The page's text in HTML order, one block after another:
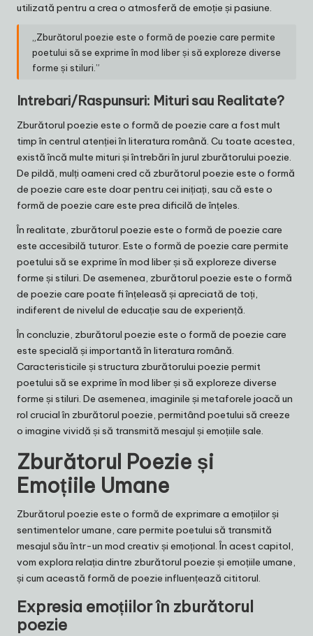
utilizată pentru a crea o atmosferă de emoție și pasiune.
„Zburătorul poezie este o formă de poezie care permite
poetului să se exprime în mod liber și să exploreze diverse
forme și stiluri.”
Intrebari/Raspunsuri: Mituri sau Realitate?
Zburătorul poezie este o formă de poezie care a fost mult
timp în centrul atenției în literatura română. Cu toate acestea,
există încă multe mituri și întrebări în jurul zburătorului poezie.
De pildă, mulți oameni cred că zburătorul poezie este o formă
de poezie care este doar pentru cei inițiați, sau că este o
formă de poezie care este prea dificilă de înțeles.
În realitate, zburătorul poezie este o formă de poezie care
este accesibilă tuturor. Este o formă de poezie care permite
poetului să se exprime în mod liber și să exploreze diverse
forme și stiluri. De asemenea, zburătorul poezie este o formă
de poezie care poate fi înțeleasă și apreciată de toți,
indiferent de nivelul de educație sau de experiență.
În concluzie, zburătorul poezie este o formă de poezie care
este specială și importantă în literatura română.
Caracteristicile și structura zburătorului poezie permit
poetului să se exprime în mod liber și să exploreze diverse
forme și stiluri. De asemenea, imaginile și metaforele joacă un
rol crucial în zburătorul poezie, permitând poetului să creeze
o imagine vividă și să transmită mesajul și emoțiile sale.
Zburătorul Poezie și
Emoțiile Umane
Zburătorul poezie este o formă de exprimare a emoțiilor și
sentimentelor umane, care permite poetului să transmită
mesajul său într-un mod creativ și emoțional. În acest capitol,
vom explora relația dintre zburătorul poezie și emoțiile umane,
și cum această formă de poezie influențează cititorul.
Expresia emoțiilor în zburătorul
poezie